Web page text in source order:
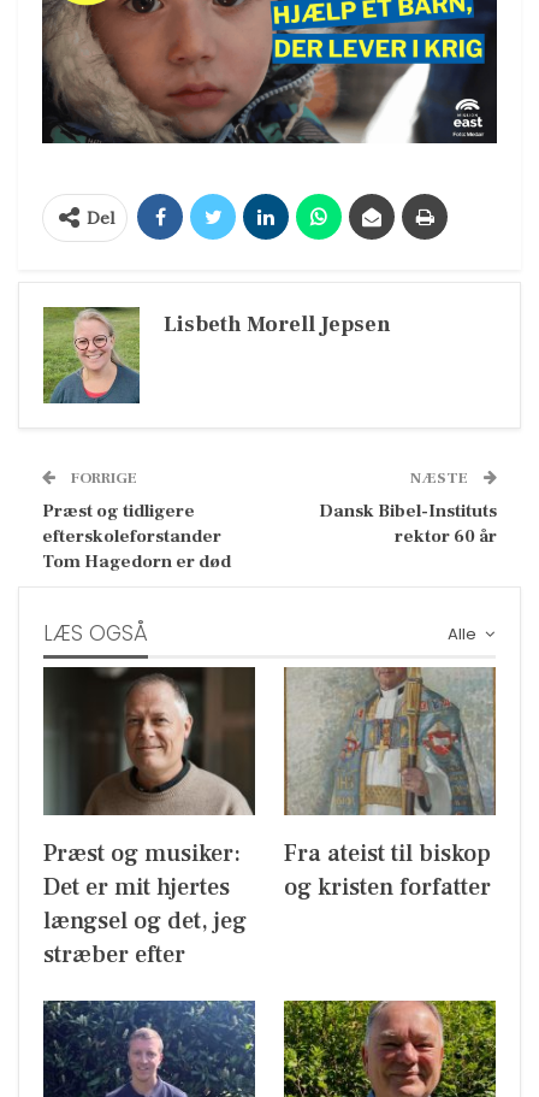
Del
Lisbeth Morell Jepsen
FORRIGE
Præst og tidligere
efterskoleforstander
Tom Hagedorn er død
NÆSTE
Dansk Bibel-Instituts
rektor 60 år
Alle
LÆS OGSÅ
Præst og musiker:
Det er mit hjertes
længsel og det, jeg
stræber efter
Fra ateist til biskop
og kristen forfatter